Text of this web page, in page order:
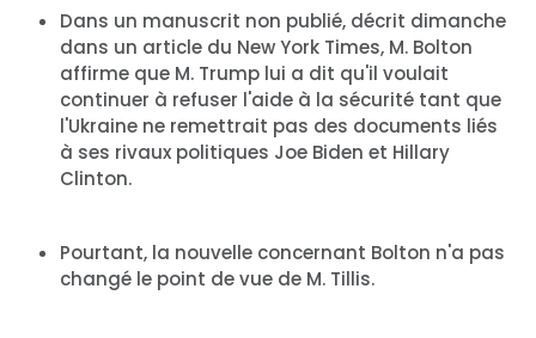
Dans un manuscrit non publié, décrit dimanche
dans un article du New York Times, M. Bolton
affirme que M. Trump lui a dit qu'il voulait
continuer à refuser l'aide à la sécurité tant que
l'Ukraine ne remettrait pas des documents liés
à ses rivaux politiques Joe Biden et Hillary
Clinton.
Pourtant, la nouvelle concernant Bolton n'a pas
changé le point de vue de M. Tillis.